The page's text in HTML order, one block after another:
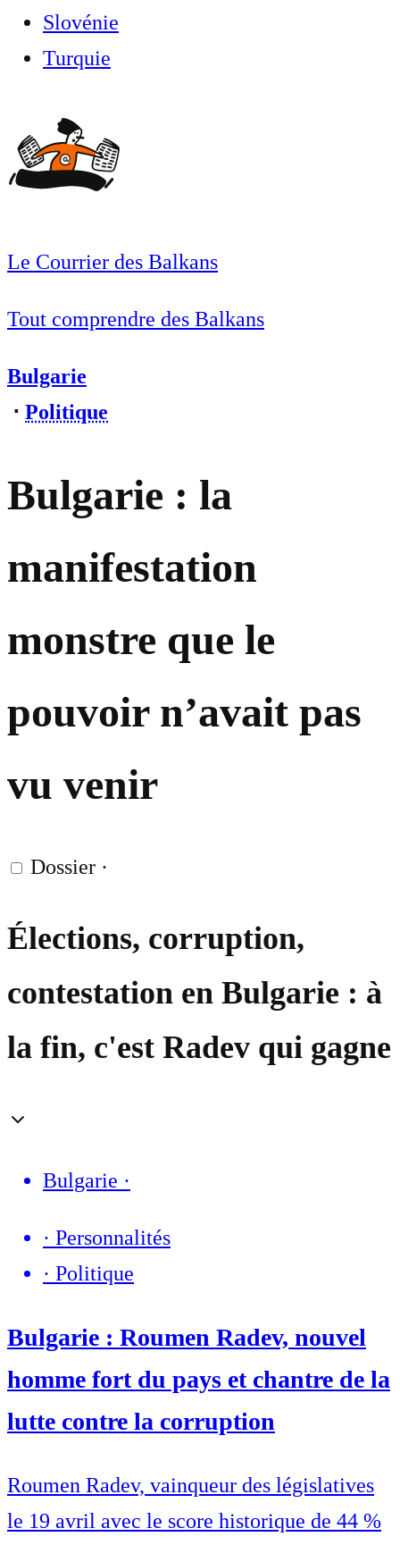
Slovénie
Turquie
Le Courrier des Balkans
Tout comprendre des Balkans
Bulgarie
⋅ Politique
Bulgarie : la
manifestation
monstre que le
pouvoir n’avait pas
vu venir
Dossier ·
Élections, corruption,
contestation en Bulgarie : à
la fin, c'est Radev qui gagne
Bulgarie ·
· Personnalités
· Politique
Bulgarie : Roumen Radev, nouvel
homme fort du pays et chantre de la
lutte contre la corruption
Roumen Radev, vainqueur des législatives
le 19 avril avec le score historique de 44 %